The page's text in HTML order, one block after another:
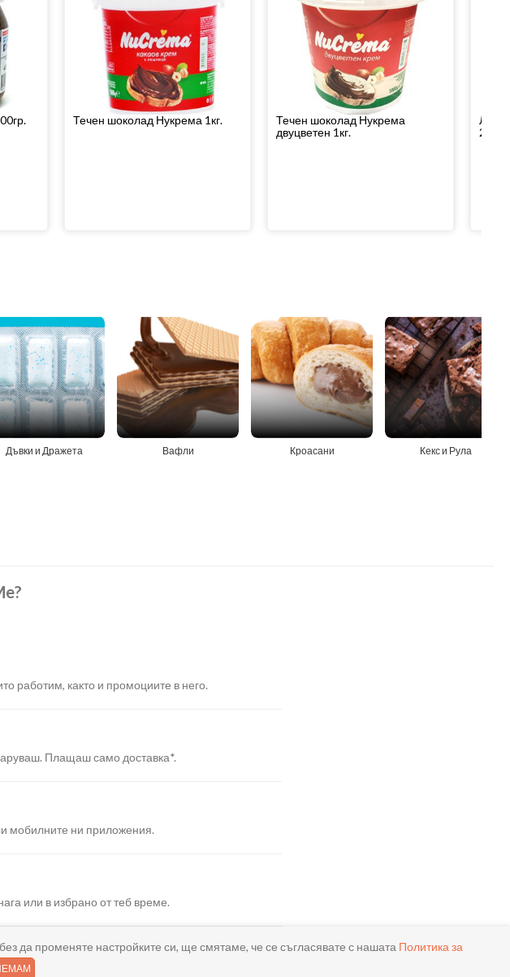
Течен шоколад Нукрема 1кг.
Течен шоколад Нукрема
двуцветен 1кг.
Дъвки и Дражета Вафли Кроасани Кекс и Рула
работим, както и промоциите в него.
Плащаш само доставка*.
мобилните ни приложения.
или в избрано от теб време.
да променяте настройките си, ще смятаме, че се съгласявате с нашата Политика за